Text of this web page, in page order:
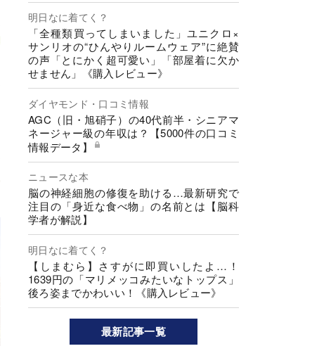
明日なに着てく？
「全種類買ってしまいました」ユニクロ×
サンリオの“ひんやりルームウェア”に絶賛
の声「とにかく超可愛い」「部屋着に欠か
せません」《購入レビュー》
ダイヤモンド・口コミ情報
AGC（旧・旭硝子）の40代前半・シニアマ
ネージャー級の年収は？【5000件の口コミ
情報データ】
ニュースな本
脳の神経細胞の修復を助ける…最新研究で
注目の「身近な食べ物」の名前とは【脳科
学者が解説】
明日なに着てく？
【しまむら】さすがに即買いしたよ…！
1639円の「マリメッコみたいなトップス」
後ろ姿までかわいい！《購入レビュー》
最新記事一覧